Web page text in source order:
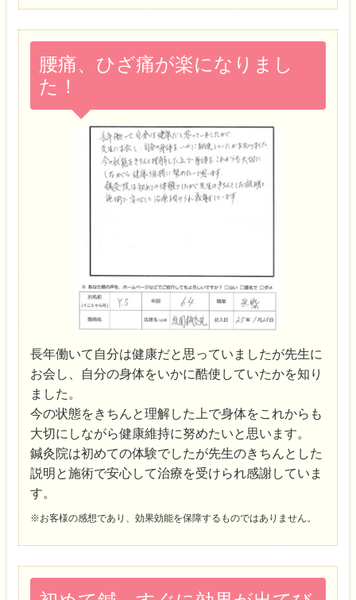
腰痛、ひざ痛が楽になりまし
た！
長年働いて自分は健康だと思っていましたが先生に
お会し、自分の身体をいかに酷使していたかを知り
ました。
今の状態をきちんと理解した上で身体をこれからも
大切にしながら健康維持に努めたいと思います。
鍼灸院は初めての体験でしたが先生のきちんとした
説明と施術で安心して治療を受けられ感謝していま
す。
※お客様の感想であり、効果効能を保障するものではありません。